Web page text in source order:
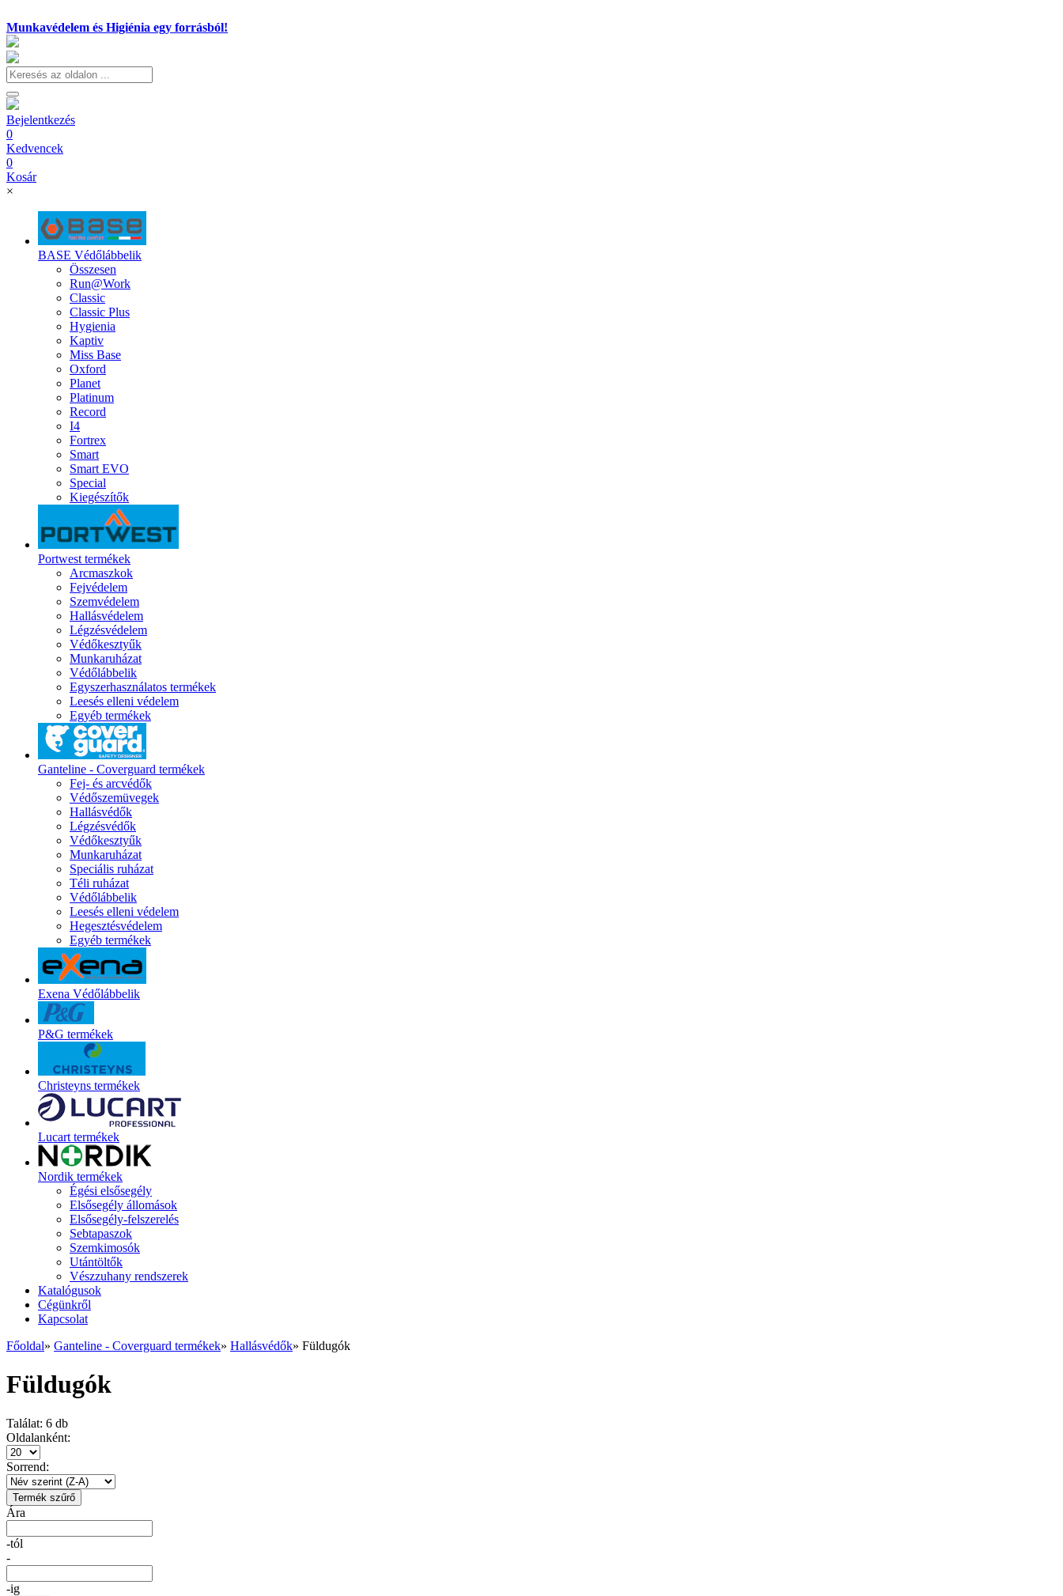
Munkavédelem és Higiénia egy forrásból!
Bejelentkezés
0
Kedvencek
0
Kosár
×
BASE Védőlábbelik
Összesen
Run@Work
Classic
Classic Plus
Hygienia
Kaptiv
Miss Base
Oxford
Planet
Platinum
Record
I4
Fortrex
Smart
Smart EVO
Special
Kiegészítők
Portwest termékek
Arcmaszkok
Fejvédelem
Szemvédelem
Hallásvédelem
Légzésvédelem
Védőkesztyűk
Munkaruházat
Védőlábbelik
Egyszerhasználatos termékek
Leesés elleni védelem
Egyéb termékek
Ganteline - Coverguard termékek
Fej- és arcvédők
Védőszemüvegek
Hallásvédők
Légzésvédők
Védőkesztyűk
Munkaruházat
Speciális ruházat
Téli ruházat
Védőlábbelik
Leesés elleni védelem
Hegesztésvédelem
Egyéb termékek
Exena Védőlábbelik
P&G termékek
Christeyns termékek
Lucart termékek
Nordik termékek
Égési elsősegély
Elsősegély állomások
Elsősegély-felszerelés
Sebtapaszok
Szemkimosók
Utántöltők
Vészzuhany rendszerek
Katalógusok
Cégünkről
Kapcsolat
Főoldal» Ganteline - Coverguard termékek» Hallásvédők» Füldugók
Füldugók
Találat: 6 db
Oldalanként:
Sorrend:
Termék szűrő
Ára
-tól
-
-ig